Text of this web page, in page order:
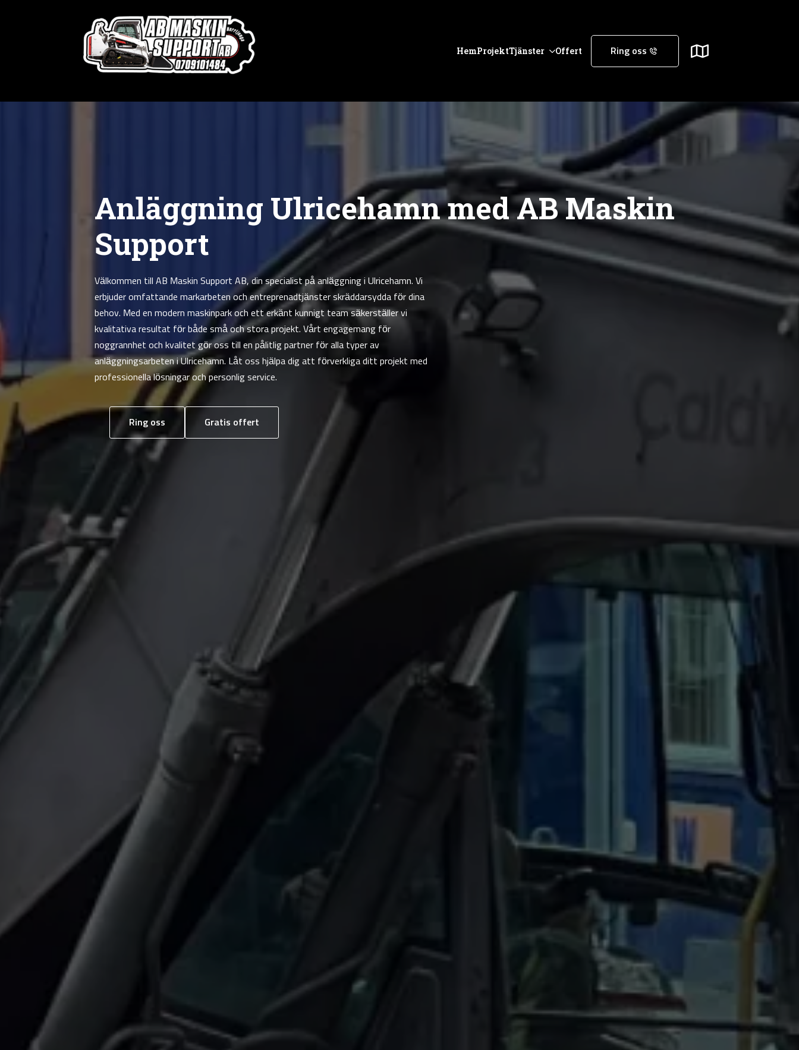
HemProjektTjänster Offert Ring oss
Anläggning Ulricehamn med AB Maskin
Support
Välkommen till AB Maskin Support AB, din specialist på anläggning i Ulricehamn. Vi
erbjuder omfattande markarbeten och entreprenadtjänster skräddarsydda för dina
behov. Med en modern maskinpark och ett erkänt kunnigt team säkerställer vi
kvalitativa resultat för både små och stora projekt. Vårt engagemang för
noggrannhet och kvalitet gör oss till en pålitlig partner för alla typer av
anläggningsarbeten i Ulricehamn. Låt oss hjälpa dig att förverkliga ditt projekt med
professionella lösningar och personlig service.
Ring oss Gratis offert